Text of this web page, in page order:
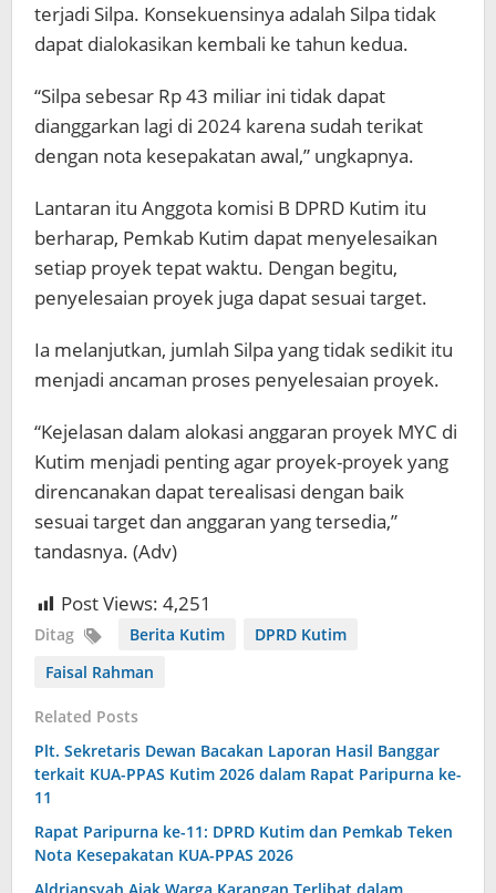
terjadi Silpa. Konsekuensinya adalah Silpa tidak
dapat dialokasikan kembali ke tahun kedua.
“Silpa sebesar Rp 43 miliar ini tidak dapat
dianggarkan lagi di 2024 karena sudah terikat
dengan nota kesepakatan awal,” ungkapnya.
Lantaran itu Anggota komisi B DPRD Kutim itu
berharap, Pemkab Kutim dapat menyelesaikan
setiap proyek tepat waktu. Dengan begitu,
penyelesaian proyek juga dapat sesuai target.
Ia melanjutkan, jumlah Silpa yang tidak sedikit itu
menjadi ancaman proses penyelesaian proyek.
“Kejelasan dalam alokasi anggaran proyek MYC di
Kutim menjadi penting agar proyek-proyek yang
direncanakan dapat terealisasi dengan baik
sesuai target dan anggaran yang tersedia,”
tandasnya. (Adv)
Post Views: 4,251
Ditag Berita Kutim
DPRD Kutim
Faisal Rahman
Related Posts
Plt. Sekretaris Dewan Bacakan Laporan Hasil Banggar
terkait KUA-PPAS Kutim 2026 dalam Rapat Paripurna ke-
11
Rapat Paripurna ke-11: DPRD Kutim dan Pemkab Teken
Nota Kesepakatan KUA-PPAS 2026